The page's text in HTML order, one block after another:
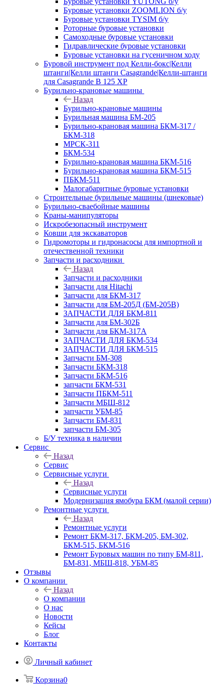
Буровые установки ZOOMLION б/у
Буровые установки TYSIM б/у
Роторные буровые установки
Самоходные буровые установки
Гидравлические буровые установки
Буровые установки на гусеничном ходу
Буровой инструмент под Келли-бокс|Келли
штанги|Келли штанги Casagrande|Келли-штанги
для Casagrande B 125 XP
Бурильно-крановые машины
Назад
Бурильно-крановые машины
Бурильная машина БМ-205
Бурильно-крановая машина БКМ-317 /
БКМ-318
МРСК-311
БКМ-534
Бурильно-крановая машина БКМ-516
Бурильно-крановая машина БКМ-515
ПБКМ-511
Малогабаритные буровые установки
Строительные бурильные машины (шнековые)
Бурильно-сваебойные машины
Краны-манипуляторы
Искробезопасный инструмент
Ковши для экскаваторов
Гидромоторы и гидронасосы для импортной и
отечественной техники
Запчасти и расходники
Назад
Запчасти и расходники
Запчасти для Hitachi
Запчасти для БКМ-317
Запчасти для БМ-205Д (БМ-205В)
ЗАПЧАСТИ ДЛЯ БКМ-811
Запчасти для БМ-302Б
Запчасти для БКМ-317А
ЗАПЧАСТИ ДЛЯ БКМ-534
ЗАПЧАСТИ ДЛЯ БКМ-515
Запчасти БМ-308
Запчасти БКМ-318
Запчасти БКМ-516
запчасти БКМ-531
Запчасти ПБКМ-511
Запчасти МБШ-812
запчасти УБМ-85
Запчасти БМ-831
запчасти БМ-305
Б/У техника в наличии
Сервис
Назад
Сервис
Сервисные услуги
Назад
Сервисные услуги
Модернизация ямобура БКМ (малой серии)
Ремонтные услуги
Назад
Ремонтные услуги
Ремонт БКМ-317, БКМ-205, БМ-302,
БКМ-515, БКМ-516
Ремонт Буровых машин по типу БМ-811,
БМ-831, МБШ-818, УБМ-85
Отзывы
О компании
Назад
О компании
О нас
Новости
Кейсы
Блог
Контакты
Личный кабинет
Корзина0